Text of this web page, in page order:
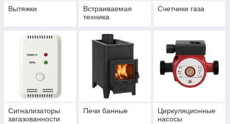
Вытяжки
Встраиваемая
техника
Счетчики газа
Сигнализаторы
загазованности
Печи банные
Циркуляционные
насосы